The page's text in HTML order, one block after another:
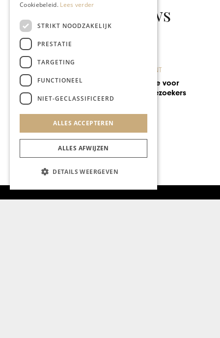
Gerelateerd nieuws
SIM: In gesprek met Jan
Janssen van SOB
Cookiebeleid. Lees verder
STRIKT NOODZAKELIJK
PRESTATIE
TARGETING
FUNCTIONEEL
NIET-GECLASSIFICEERD
ALLES ACCEPTEREN
ALLES AFWIJZEN
DETAILS WEERGEVEN